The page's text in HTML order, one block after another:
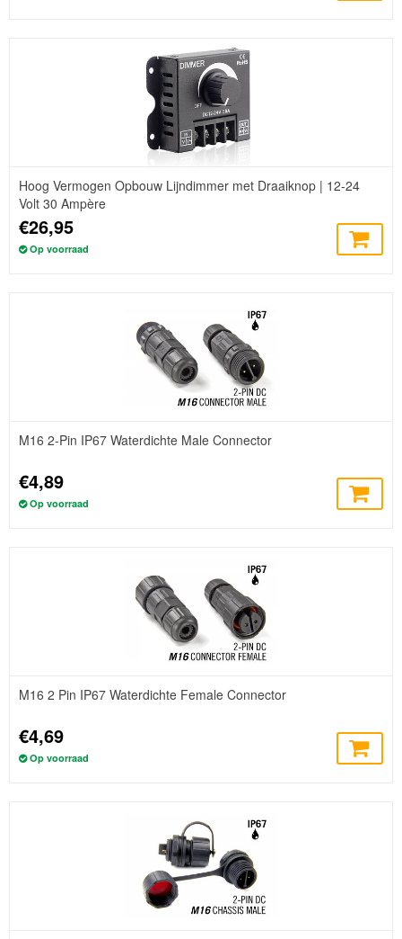
Hoog Vermogen Opbouw Lijndimmer met Draaiknop | 12-24
Volt 30 Ampère
€26,95
Op voorraad
M16 2-Pin IP67 Waterdichte Male Connector
€4,89
Op voorraad
M16 2 Pin IP67 Waterdichte Female Connector
€4,69
Op voorraad